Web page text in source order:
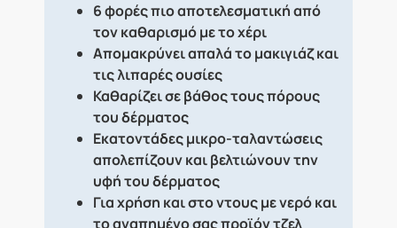
6 φορές πιο αποτελεσματική από
τον καθαρισμό με το χέρι
Απομακρύνει απαλά το μακιγιάζ και
τις λιπαρές ουσίες
Καθαρίζει σε βάθος τους πόρους
του δέρματος
Εκατοντάδες μικρο-ταλαντώσεις
απολεπίζουν και βελτιώνουν την
υφή του δέρματος
Για χρήση και στο ντους με νερό και
το αγαπημένο σας προϊόν τζελ